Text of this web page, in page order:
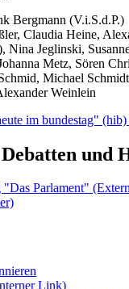
Bergmann (V.i.S.d.P.)
Claudia Heine,
Nina Jeglinski,
Metz, Sören
Michael
Weinlein
im bundestag" (hib)
und
"Das Parlament"
Link)